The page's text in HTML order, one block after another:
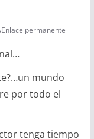
Enlace permanente
mundo
por todo el
tenga tiempo